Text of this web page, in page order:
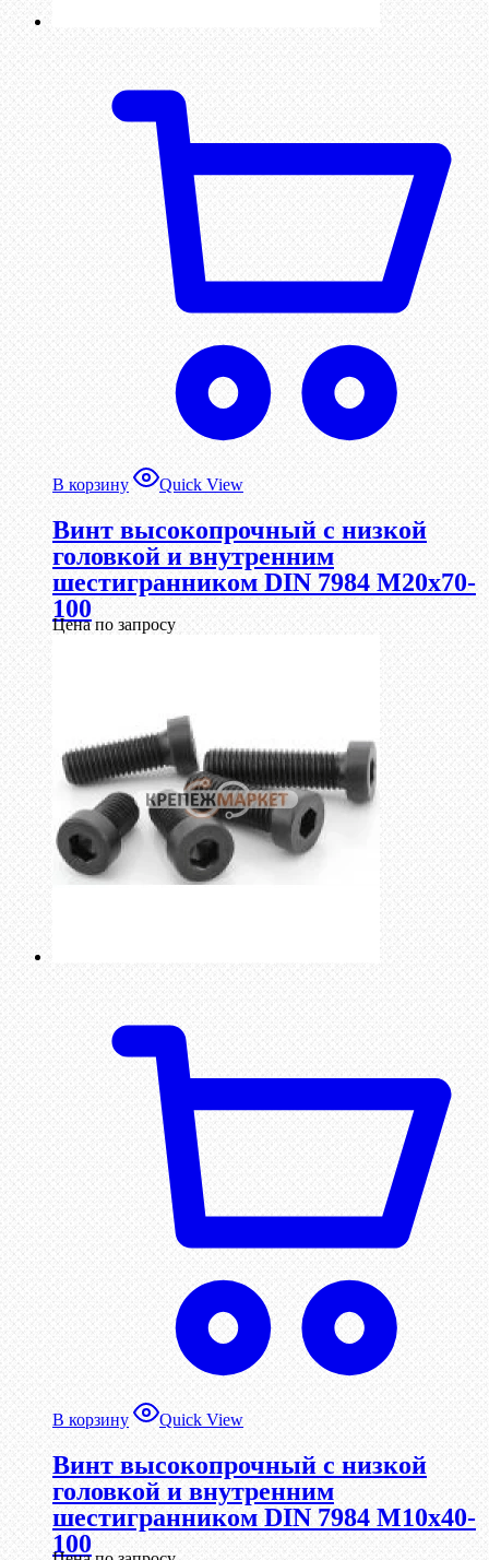
В корзину Quick View
Винт высокопрочный с низкой
головкой и внутренним
шестигранником DIN 7984 М20х70-
100
Цена по запросу
В корзину Quick View
Винт высокопрочный с низкой
головкой и внутренним
шестигранником DIN 7984 М10х40-
100